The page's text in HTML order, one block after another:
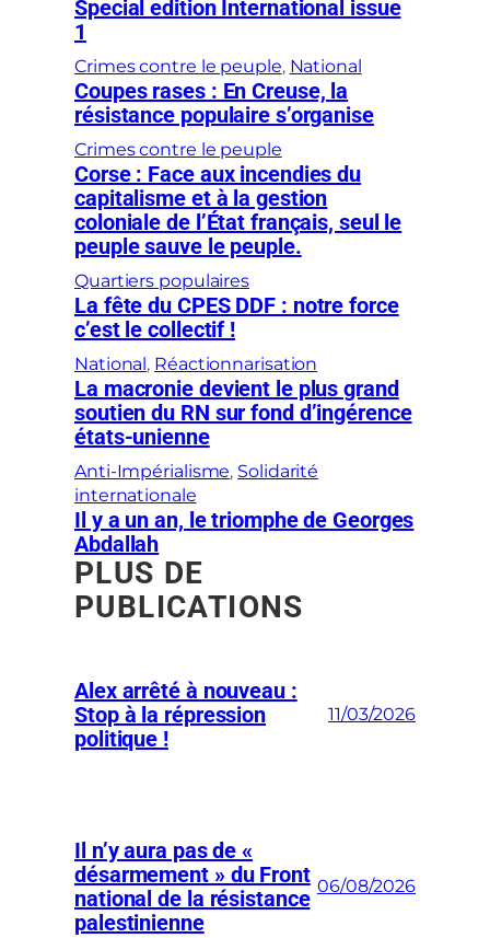
Special edition International issue
1
Crimes contre le peuple, National
Coupes rases : En Creuse, la
résistance populaire s’organise
Crimes contre le peuple
Corse : Face aux incendies du
capitalisme et à la gestion
coloniale de l’État français, seul le
peuple sauve le peuple.
Quartiers populaires
La fête du CPES DDF : notre force
c’est le collectif !
National , Réactionnarisation
La macronie devient le plus grand
soutien du RN sur fond d’ingérence
états-unienne
Anti-Impérialisme, Solidarité
internationale
Il y a un an, le triomphe de Georges
Abdallah
PLUS DE
PUBLICATIONS
Alex arrêté à nouveau :
Stop à la répression
politique !
11/03/2026
Il n’y aura pas de «
désarmement » du Front
national de la résistance
palestinienne
06/08/2026